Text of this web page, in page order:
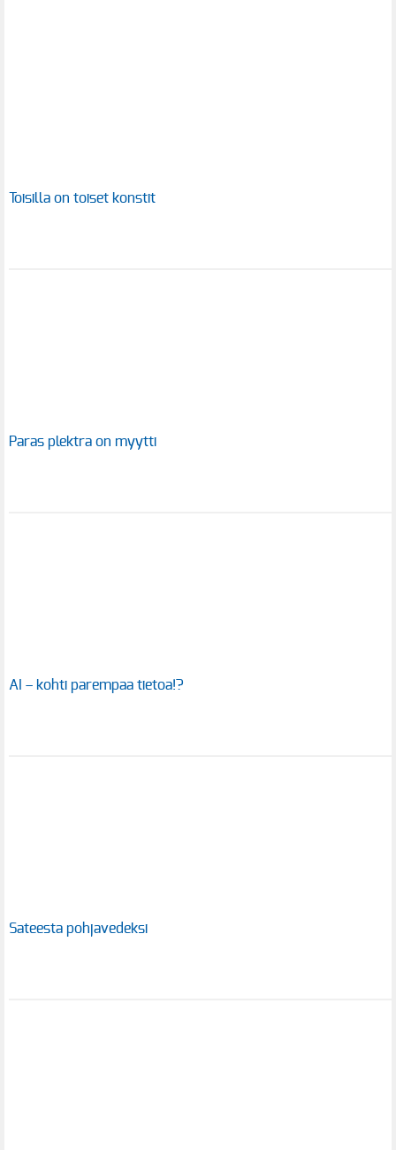
Toisilla on toiset konstit
Paras plektra on myytti
AI – kohti parempaa tietoa!?
Sateesta pohjavedeksi